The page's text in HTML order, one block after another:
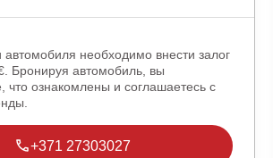
необходимо внести залог
Бронируя автомобиль, вы
что ознакомлены и соглашаетесь с
+371 27303027